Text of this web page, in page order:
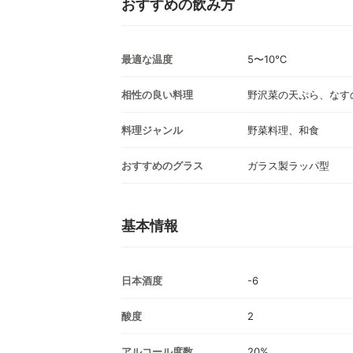
おすすめの飲み方
最適な温度 5〜10℃
相性の良い料理 野沢菜の天ぷら、なす
料理ジャンル 野菜料理、和食
おすすめのグラス ガラス製ラッパ型
基本情報
日本酒度 -6
酸度 2